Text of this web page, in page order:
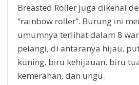
Breasted Roller juga dikenal
“rainbow roller”. Burung ini
umumnya terlihat dalam 8
pelangi, di antaranya hijau,
kuning, biru kehijauan, biru
kemerahan, dan ungu.